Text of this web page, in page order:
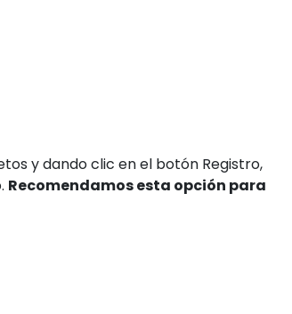
y dando clic en el botón Registro,
Recomendamos esta opción para